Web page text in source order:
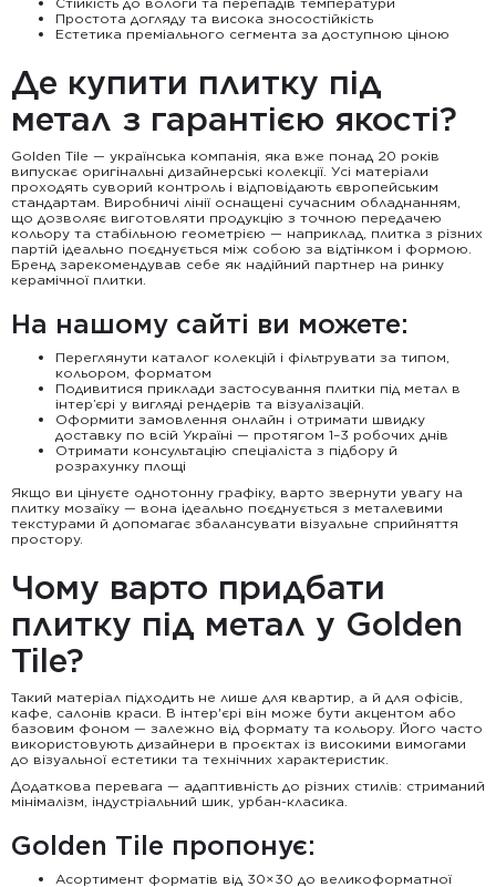
Простота догляду та висока зносостійкість
Естетика преміального сегмента за доступною ціною
Де купити плитку під
метал з гарантією якості?
Golden Tile — українська компанія, яка вже понад 20 років
випускає оригінальні дизайнерські колекції. Усі матеріали
проходять суворий контроль і відповідають європейським
стандартам. Виробничі лінії оснащені сучасним обладнанням,
що дозволяє виготовляти продукцію з точною передачею
кольору та стабільною геометрією — наприклад, плитка з різних
партій ідеально поєднується між собою за відтінком і формою.
Бренд зарекомендував себе як надійний партнер на ринку
керамічної плитки.
На нашому сайті ви можете:
Переглянути каталог колекцій і фільтрувати за типом,
кольором, форматом
Подивитися приклади застосування плитки під метал в
інтер’єрі у вигляді рендерів та візуалізацій.
Оформити замовлення онлайн і отримати швидку
доставку по всій Україні — протягом 1–3 робочих днів
Отримати консультацію спеціаліста з підбору й
розрахунку площі
Якщо ви цінуєте однотонну графіку, варто звернути увагу на
плитку мозаїку — вона ідеально поєднується з металевими
текстурами й допомагає збалансувати візуальне сприйняття
простору.
Чому варто придбати
плитку під метал у Golden
Tile?
Такий матеріал підходить не лише для квартир, а й для офісів,
кафе, салонів краси. В інтер'єрі він може бути акцентом або
базовим фоном — залежно від формату та кольору. Його часто
використовують дизайнери в проєктах із високими вимогами
до візуальної естетики та технічних характеристик.
Додаткова перевага — адаптивність до різних стилів: стриманий
мінімалізм, індустріальний шик, урбан-класика.
Golden Tile пропонує:
Асортимент форматів від 30×30 до великоформатної